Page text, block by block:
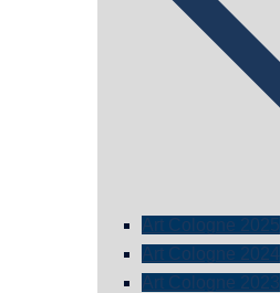
Art Cologne 2025
Art Cologne 2024
Art Cologne 2023